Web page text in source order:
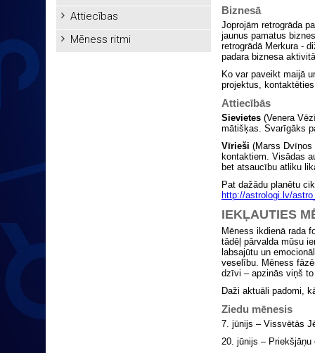
Attiecības
Mēness ritmi
Biznesā
Joprojām retrogrāda
jaunus pamatus
retrogrādā Merkura -
padara biznesa
Ko var paveikt maijā
projektus,
Attiecībās
Sievietes (Venera
mātišķas. Svarīgāks
Vīrieši (Marss Dvīņos
kontaktiem. Visādas
bet atsaucību atliku
Pat dažādu planētu
http://astrologi.lv/
IEKĻAUTIES
Mēness ikdienā rada
tādēļ pārvalda mūsu
labsajūtu un
veselību. Mēness
dzīvi – apzinās viņš
Daži aktuāli padomi,
Ziedu mēnesis
7. jūnijs – Vissvētās
20. jūnijs – Priekšjāņu